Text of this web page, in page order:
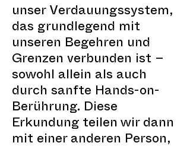
unser Verdauungssystem,
das grundlegend mit
unseren Begehren und
Grenzen verbunden ist –
sowohl allein als auch
durch sanfte Hands-on-
Berührung. Diese
Erkundung teilen wir dann
mit einer anderen Person,